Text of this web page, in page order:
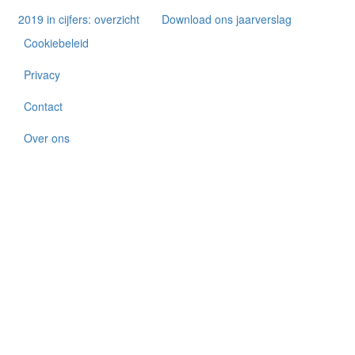
2019 in cijfers: overzicht
Download ons jaarverslag
Cookiebeleid
Privacy
Contact
Over ons